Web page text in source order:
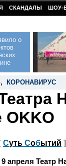
СКАНДАЛЫ ШОУ-
о
, КОРОНАВИРУС
[ Суть Событий ]
9 апреля Театр